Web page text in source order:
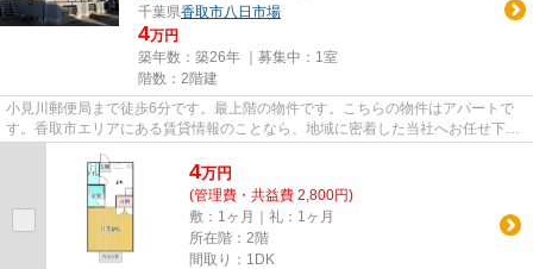
千葉県香取市八日市場
4万円
築年数：築26年 ｜募集中： 1室
階数：2階建
小見川郵便局まで徒歩6分です。最上階の物件です。こちらの物件はアパートで
す。香取市エリアにある賃貸情報のことなら、地域に密着した当社へお任せ下さ
4万円
(管理費・共益費 2,800円)
敷：1ヶ月｜礼：1ヶ月
所在階：2階
間取り：1DK